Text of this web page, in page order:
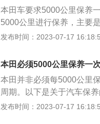
本田车要求5000公里保养
5000公里进行保养，主要
公里或者半年左右，可以
费，所以一定要记得去做
目：汽车保养主要保养项
塞、空调滤清器、空气滤
换，这取决于使用寿命。
转向系统、制动系统、悬
发布时间：2023-07-17
本田必须5000公里保养一
本田并非必须每5000公里
周期。以下是关于汽车保
件进行检查、清洁、补给
发布时间：2023-07-17